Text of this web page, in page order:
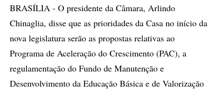
BRASÍLIA - O presidente da Câmara, Arlindo
Chinaglia, disse que as prioridades da Casa no início da
nova legislatura serão as propostas relativas ao
Programa de Aceleração do Crescimento (PAC), a
regulamentação do Fundo de Manutenção e
Desenvolvimento da Educação Básica e de Valorização